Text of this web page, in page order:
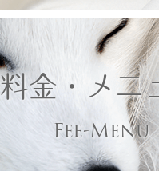
料金・メニ
Fee-Menu